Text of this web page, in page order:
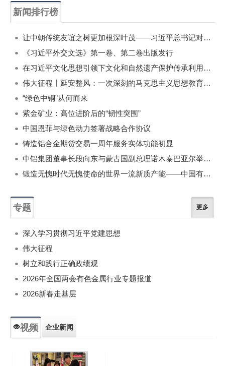
新闻排行榜
让中朝传统友谊之树更加根深叶茂——习近平总书记对朝鲜进行国事访问纪实
《习近平外交文选》第一卷、第二卷出版发行
在习近平文化思想引领下文化和自然遗产保护传承利用工作开创新局面
伟大征程丨延安整风：一次深刻的马克思主义思想教育运动
“绿色中铜”从何而来
紫金矿业：高位进阶后的“韧性突围”
中国恩菲与绿色动力签署战略合作协议
铸造铝合金期货交易一周年服务实体功能初显
中铝集团董事长段向东与蒙古国副总理诺木泰巴亚尔举行会谈
锻造无愧时代无愧使命的世界一流新质产能——中国有色金属工业的战略应对与破局之道（二）
专题 更多
深入学习贯彻习近平党建思想
伟大征程
树立和践行正确政绩观
2026年全国两会有色金属行业专题报道
2026新春走基层
视频 企业新闻